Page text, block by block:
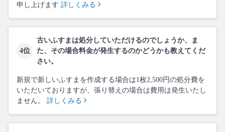
申し上げます 詳しくみる
4位
古いふすまは処分していただけるのでしょうか、ま
た、その場合料金が発生するのかどうかも教えてくだ
さい。
新規で新しいふすまを作成する場合は1枚2,500円の処分費を
いただいておりますが、張り替えの場合は費用は発生いたし
ません。 詳しくみる